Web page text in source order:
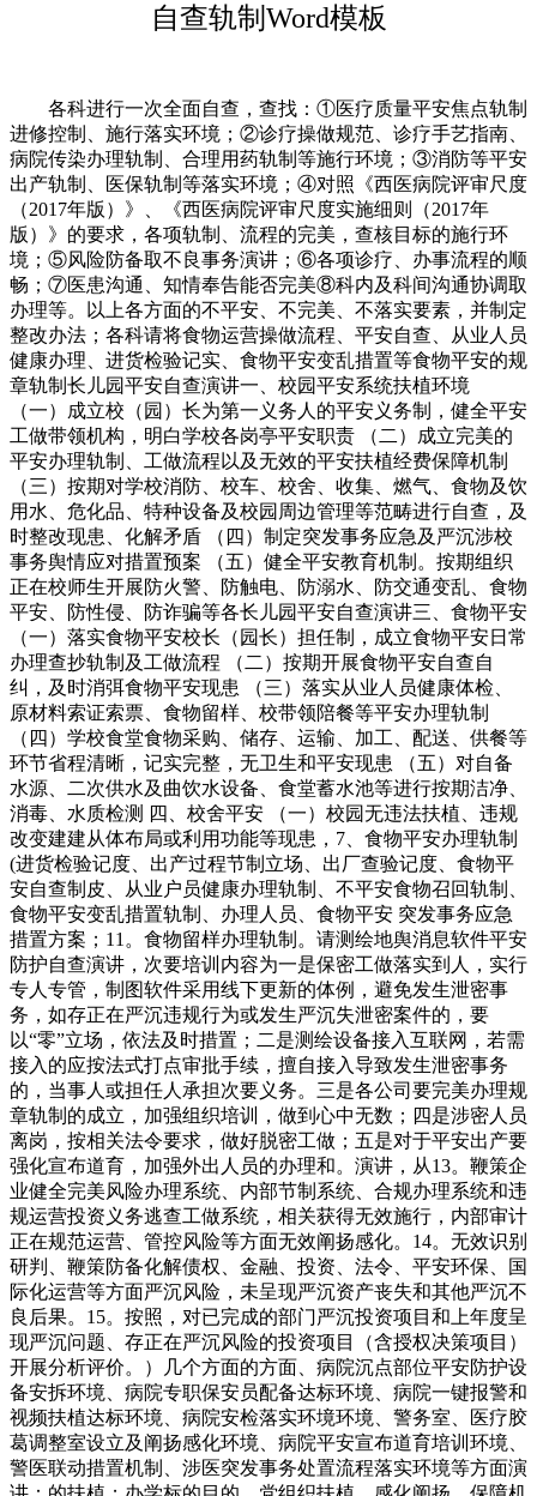
自查轨制Word模板
各科进行一次全面自查，查找：①医疗质量平安焦点轨制
进修控制、施行落实环境；②诊疗操做规范、诊疗手艺指南、
病院传染办理轨制、合理用药轨制等施行环境；③消防等平安
出产轨制、医保轨制等落实环境；④对照《西医病院评审尺度
（2017年版）》、《西医病院评审尺度实施细则（2017年
版）》的要求，各项轨制、流程的完美，查核目标的施行环
境；⑤风险防备取不良事务演讲；⑥各项诊疗、办事流程的顺
畅；⑦医患沟通、知情奉告能否完美⑧科内及科间沟通协调取
办理等。以上各方面的不平安、不完美、不落实要素，并制定
整改办法；各科请将食物运营操做流程、平安自查、从业人员
健康办理、进货检验记实、食物平安变乱措置等食物平安的规
章轨制长儿园平安自查演讲一、校园平安系统扶植环境
（一）成立校（园）长为第一义务人的平安义务制，健全平安
工做带领机构，明白学校各岗亭平安职责 （二）成立完美的
平安办理轨制、工做流程以及无效的平安扶植经费保障机制
（三）按期对学校消防、校车、校舍、收集、燃气、食物及饮
用水、危化品、特种设备及校园周边管理等范畴进行自查，及
时整改现患、化解矛盾 （四）制定突发事务应急及严沉涉校
事务舆情应对措置预案 （五）健全平安教育机制。按期组织
正在校师生开展防火警、防触电、防溺水、防交通变乱、食物
平安、防性侵、防诈骗等各长儿园平安自查演讲三、食物平安
（一）落实食物平安校长（园长）担任制，成立食物平安日常
办理查抄轨制及工做流程 （二）按期开展食物平安自查自
纠，及时消弭食物平安现患 （三）落实从业人员健康体检、
原材料索证索票、食物留样、校带领陪餐等平安办理轨制
（四）学校食堂食物采购、储存、运输、加工、配送、供餐等
环节省程清晰，记实完整，无卫生和平安现患 （五）对自备
水源、二次供水及曲饮水设备、食堂蓄水池等进行按期洁净、
消毒、水质检测 四、校舍平安 （一）校园无违法扶植、违规
改变建建从体布局或利用功能等现患，7、食物平安办理轨制
(进货检验记度、出产过程节制立场、出厂查验记度、食物平
安自查制皮、从业户员健康办理轨制、不平安食物召回轨制、
食物平安变乱措置轨制、办理人员、食物平安 突发事务应急
措置方案；11。食物留样办理轨制。请测绘地舆消息软件平安
防护自查演讲，次要培训内容为一是保密工做落实到人，实行
专人专管，制图软件采用线下更新的体例，避免发生泄密事
务，如存正在严沉违规行为或发生严沉失泄密案件的，要
以“零”立场，依法及时措置；二是测绘设备接入互联网，若需
接入的应按法式打点审批手续，擅自接入导致发生泄密事务
的，当事人或担任人承担次要义务。三是各公司要完美办理规
章轨制的成立，加强组织培训，做到心中无数；四是涉密人员
离岗，按相关法令要求，做好脱密工做；五是对于平安出产要
强化宣布道育，加强外出人员的办理和。演讲，从13。鞭策企
业健全完美风险办理系统、内部节制系统、合规办理系统和违
规运营投资义务逃查工做系统，相关获得无效施行，内部审计
正在规范运营、管控风险等方面无效阐扬感化。14。无效识别
研判、鞭策防备化解债权、金融、投资、法令、平安环保、国
际化运营等方面严沉风险，未呈现严沉资产丧失和其他严沉不
良后果。15。按照，对已完成的部门严沉投资项目和上年度呈
现严沉问题、存正在严沉风险的投资项目（含授权决策项目）
开展分析评价。）几个方面的方面、病院沉点部位平安防护设
备安拆环境、病院专职保安员配备达标环境、病院一键报警和
视频扶植达标环境、病院安检落实环境环境、警务室、医疗胶
葛调整室设立及阐扬感化环境、病院平安宣布道育培训环境、
警医联动措置机制、涉医突发事务处置流程落实环境等方面演